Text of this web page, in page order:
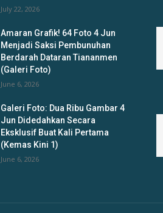
July 22, 2026
Amaran Grafik! 64 Foto 4 Jun
Menjadi Saksi Pembunuhan
Berdarah Dataran Tiananmen
(Galeri Foto)
June 6, 2026
Galeri Foto: Dua Ribu Gambar 4
Jun Didedahkan Secara
Eksklusif Buat Kali Pertama
(Kemas Kini 1)
June 6, 2026